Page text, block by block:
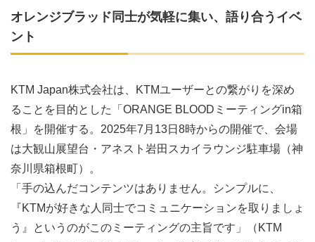
オレンジブラッド同士が気軽に集い、語り合うイベ
ント
KTM Japan株式会社は、KTMユーザーとの繋がりを深め
ることを目的とした「ORANGE BLOODミーティングin箱
根」を開催する。2025年7月13日8時からの開催で、会場
は大観山展望台・アネスト岩田スカイラウンジ駐車場（神
奈川県箱根町）。
「手の込んだコンテンツはありません。シンプルに、
『KTMが好きな人同士でコミュニケーションを取りましょ
う』というのがこのミーティングの主旨です」（KTM